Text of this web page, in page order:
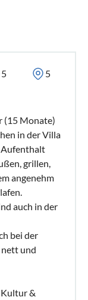
5 5
(15 Monate)
in der Villa
Aufenthalt
grillen,
angenehm
auch in der
bei der
nett und
&